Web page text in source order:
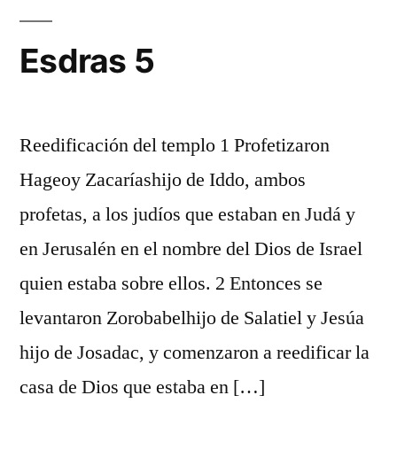
Esdras 5
Reedificación del templo 1 Profetizaron
Hageoy Zacaríashijo de Iddo, ambos
profetas, a los judíos que estaban en Judá y
en Jerusalén en el nombre del Dios de Israel
quien estaba sobre ellos. 2 Entonces se
levantaron Zorobabelhijo de Salatiel y Jesúa
hijo de Josadac, y comenzaron a reedificar la
casa de Dios que estaba en […]